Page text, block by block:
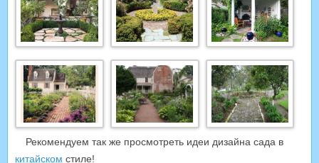
Рекомендуем так же просмотреть идеи дизайна сада в
китайском стиле!